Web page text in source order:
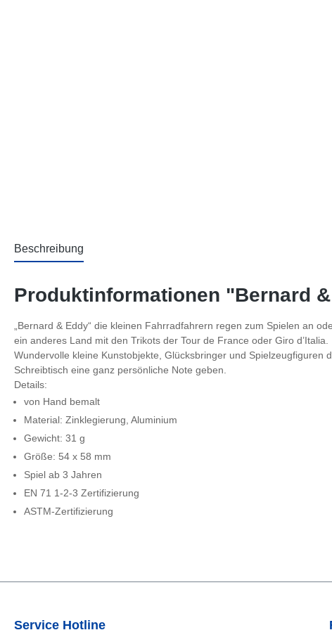
Beschreibung
Produktinformationen "Bernard
„Bernard & Eddy“ die kleinen Fahrradfahrern regen zum Spielen an
ein anderes Land mit den Trikots der Tour de France oder Giro d’Italia.
Wundervolle kleine Kunstobjekte, Glücksbringer und
Schreibtisch eine ganz persönliche Note geben.
Details:
von Hand bemalt
Material: Zinklegierung, Aluminium
Gewicht: 31 g
Größe: 54 x 58 mm
Spiel ab 3 Jahren
EN 71 1-2-3 Zertifizierung
ASTM-Zertifizierung
Service Hotline